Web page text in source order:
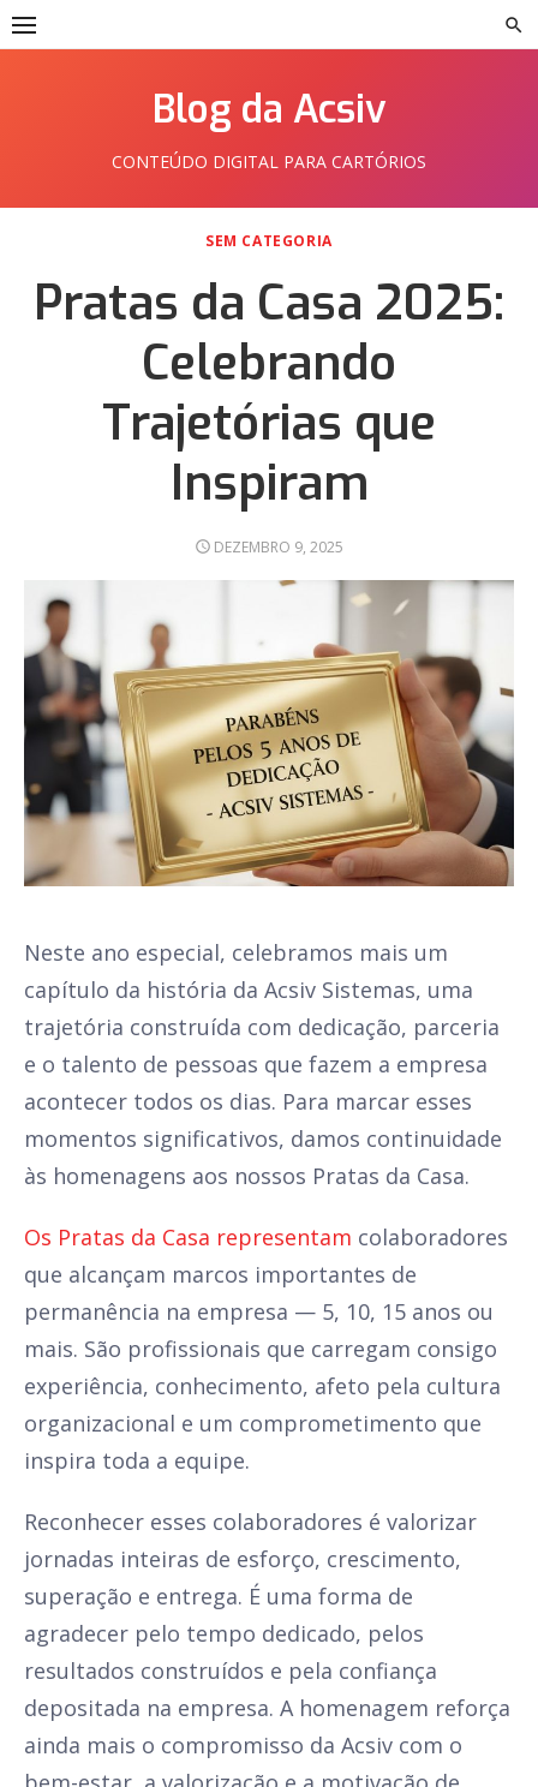
Skip
to
Blog da Acsiv
CONTEÚDO DIGITAL PARA CARTÓRIOS
SEM CATEGORIA
Pratas da Casa 2025:
Celebrando
Trajetórias que
Inspiram
POSTED
DEZEMBRO 9, 2025
Neste ano especial, celebramos mais um
capítulo da história da Acsiv Sistemas, uma
trajetória construída com dedicação, parceria
e o talento de pessoas que fazem a empresa
acontecer todos os dias. Para marcar esses
momentos significativos, damos continuidade
às homenagens aos nossos Pratas da Casa.
Os Pratas da Casa representam colaboradores
que alcançam marcos importantes de
permanência na empresa — 5, 10, 15 anos ou
mais. São profissionais que carregam consigo
experiência, conhecimento, afeto pela cultura
organizacional e um comprometimento que
inspira toda a equipe.
Reconhecer esses colaboradores é valorizar
jornadas inteiras de esforço, crescimento,
superação e entrega. É uma forma de
agradecer pelo tempo dedicado, pelos
resultados construídos e pela confiança
depositada na empresa. A homenagem reforça
ainda mais o compromisso da Acsiv com o